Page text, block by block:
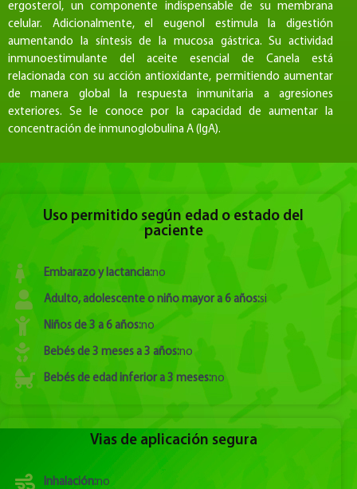
ergosterol, un componente indispensable de su membrana
celular. Adicionalmente, el eugenol estimula la digestión
aumentando la síntesis de la mucosa gástrica. Su actividad
inmunoestimulante del aceite esencial de Canela está
relacionada con su acción antioxidante, permitiendo aumentar
de manera global la respuesta inmunitaria a agresiones
exteriores. Se le conoce por la capacidad de aumentar la
concentración de inmunoglobulina A (IgA).
Uso permitido según edad o estado del
paciente
Embarazo y lactancia:no
Adulto, adolescente o niño mayor a 6 años:si
Niños de 3 a 6 años:no
Bebés de 3 meses a 3 años:no
Bebés de edad inferior a 3 meses:no
Vias de aplicación segura
Inhalación:no